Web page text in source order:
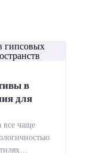
в
для
все чаще